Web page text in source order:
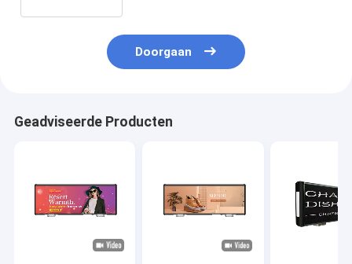
Doorgaan
Geadviseerde Producten